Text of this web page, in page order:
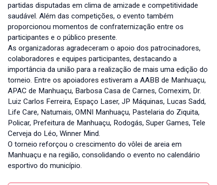
partidas disputadas em clima de amizade e competitividade
saudável. Além das competições, o evento também
proporcionou momentos de confraternização entre os
participantes e o público presente.
As organizadoras agradeceram o apoio dos patrocinadores,
colaboradores e equipes participantes, destacando a
importância da união para a realização de mais uma edição do
torneio. Entre os apoiadores estiveram a AABB de Manhuaçu,
APAC de Manhuaçu, Barbosa Casa de Carnes, Comexim, Dr.
Luiz Carlos Ferreira, Espaço Laser, JP Máquinas, Lucas Sadd,
Life Care, Natumais, OMNI Manhuaçu, Pastelaria do Ziquita,
Policar, Prefeitura de Manhuaçu, Rodogás, Super Games, Tele
Cerveja do Léo, Winner Mind.
O torneio reforçou o crescimento do vôlei de areia em
Manhuaçu e na região, consolidando o evento no calendário
esportivo do município.